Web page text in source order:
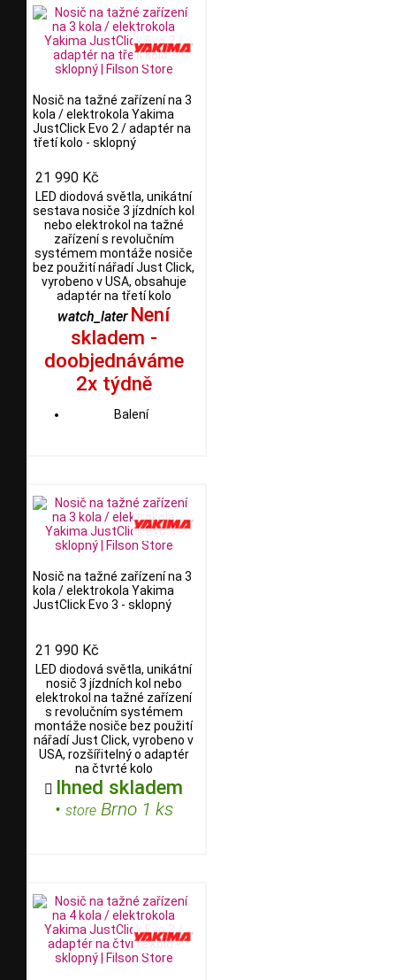
Nosič na tažné zařízení na 3
kola / elektrokola Yakima
JustClick Evo 2 / adaptér na
třetí kolo - sklopný
21 990 Kč
LED diodová světla, unikátní
sestava nosiče 3 jízdních kol
nebo elektrokol na tažné
zařízení s revolučním
systémem montáže nosiče
bez použití nářadí Just Click,
vyrobeno v USA, obsahuje
adaptér na třetí kolo
watch_later Není
skladem -
doobjednáváme
2x týdně
Balení
Nosič na tažné zařízení na 3
kola / elektrokola Yakima
JustClick Evo 3 - sklopný
21 990 Kč
LED diodová světla, unikátní
nosič 3 jízdních kol nebo
elektrokol na tažné zařízení
s revolučním systémem
montáže nosiče bez použití
nářadí Just Click, vyrobeno v
USA, rozšířitelný o adaptér
na čtvrté kolo
 Ihned skladem
• storeBrno 1 ks